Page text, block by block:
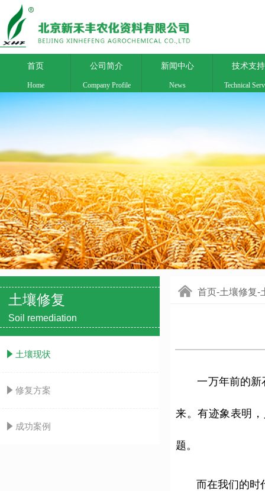
首页 公司简介 新闻中心 技术支持
Home Company Profile News Technical
土壤修复
Soil remediation
낀 首页-土壤修复-
一万年前的
来。有迹象表明
题。
而在我们的时代
념 土壤现状
념 修复方案
념 成功案例